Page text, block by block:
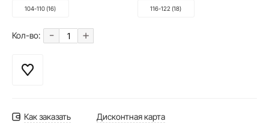
104-110 (16) 116-122 (18)
Кол-во: - +
Как заказать Дисконтная карта